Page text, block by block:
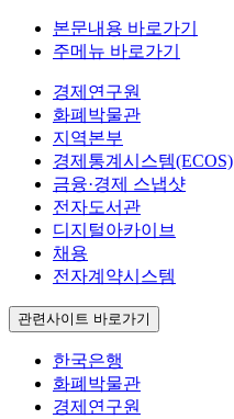
본문내용 바로가기
주메뉴 바로가기
경제연구원
화폐박물관
지역본부
경제통계시스템(ECOS)
금융·경제 스냅샷
전자도서관
디지털아카이브
채용
전자계약시스템
관련사이트 바로가기
한국은행
화폐박물관
경제연구원